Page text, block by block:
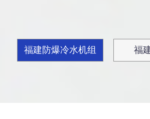
福建防爆冷水机组 福